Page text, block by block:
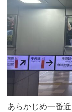
あらかじめ一番